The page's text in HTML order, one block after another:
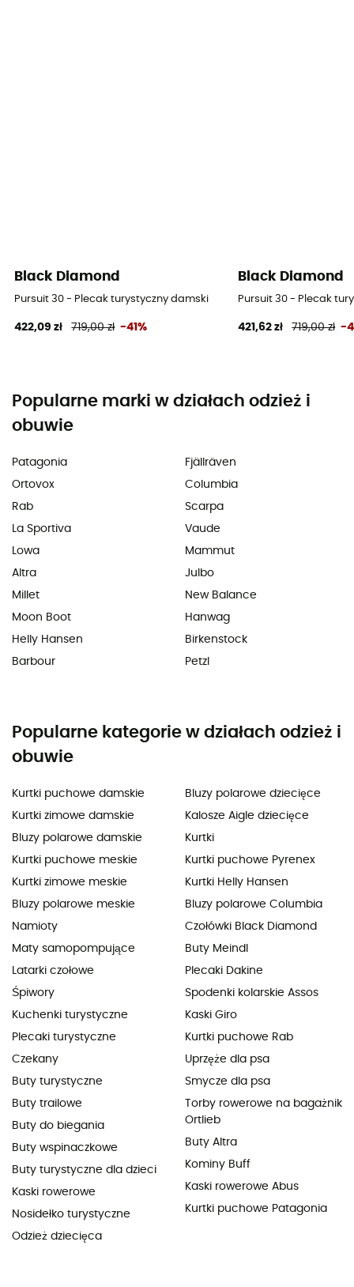
Black Diamond
Pursuit 30 - Plecak turystyczny damski
422,09 zł 719,00 zł -41%
Black Diamond
Pursuit 30 - Plecak
421,62 zł 719,00 zł -
Popularne marki w działach odzież i
obuwie
Patagonia
Ortovox
Rab
La Sportiva
Lowa
Altra
Millet
Moon Boot
Helly Hansen
Barbour
Fjällräven
Columbia
Scarpa
Vaude
Mammut
Julbo
New Balance
Hanwag
Birkenstock
Petzl
Popularne kategorie w działach odzież i
obuwie
Kurtki puchowe damskie
Kurtki zimowe damskie
Bluzy polarowe damskie
Kurtki puchowe meskie
Kurtki zimowe meskie
Bluzy polarowe meskie
Namioty
Maty samopompujące
Latarki czołowe
Śpiwory
Kuchenki turystyczne
Plecaki turystyczne
Czekany
Buty turystyczne
Buty trailowe
Buty do biegania
Buty wspinaczkowe
Buty turystyczne dla dzieci
Kaski rowerowe
Nosidełko turystyczne
Odzież dziecięca
Bluzy polarowe dziecięce
Kalosze Aigle dziecięce
Kurtki
Kurtki puchowe Pyrenex
Kurtki Helly Hansen
Bluzy polarowe Columbia
Czołówki Black Diamond
Buty Meindl
Plecaki Dakine
Spodenki kolarskie Assos
Kaski Giro
Kurtki puchowe Rab
Uprzęże dla psa
Smycze dla psa
Torby rowerowe na bagażnik
Ortlieb
Buty Altra
Kominy Buff
Kaski rowerowe Abus
Kurtki puchowe Patagonia